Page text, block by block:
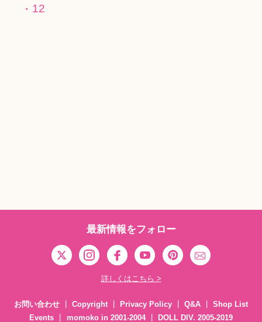
12
最新情報をフォロー
詳しくはこちら >
お問い合わせ Copyright Privacy Policy Q&A
Shop List
Events
momoko in 2001-2004 DOLL DIV. 2005-2019